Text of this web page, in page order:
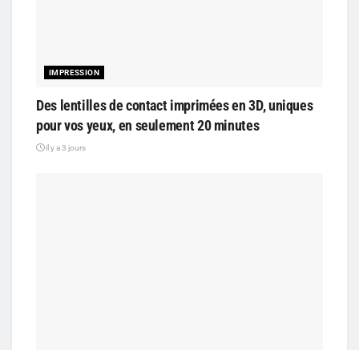
IMPRESSION
Des lentilles de contact imprimées en 3D, uniques
pour vos yeux, en seulement 20 minutes
il y a 3 jours